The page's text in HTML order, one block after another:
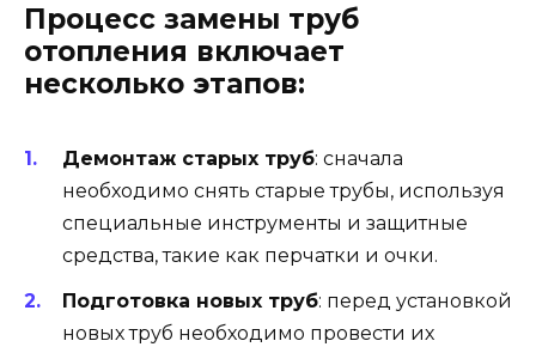
Процесс замены труб
отопления включает
несколько этапов:
Демонтаж старых труб: сначала
необходимо снять старые трубы, используя
специальные инструменты и защитные
средства, такие как перчатки и очки.
Подготовка новых труб: перед установкой
новых труб необходимо провести их